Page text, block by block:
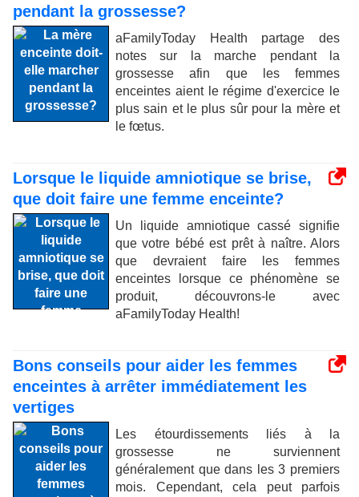
pendant la grossesse?
aFamilyToday Health partage des
notes sur la marche pendant la
grossesse afin que les femmes
enceintes aient le régime d'exercice le
plus sain et le plus sûr pour la mère et
le fœtus.
Lorsque le liquide amniotique se brise,
que doit faire une femme enceinte?
Un liquide amniotique cassé signifie
que votre bébé est prêt à naître. Alors
que devraient faire les femmes
enceintes lorsque ce phénomène se
produit, découvrons-le avec
aFamilyToday Health!
Bons conseils pour aider les femmes
enceintes à arrêter immédiatement les
vertiges
Les étourdissements liés à la
grossesse ne surviennent
généralement que dans les 3 premiers
mois. Cependant, cela peut parfois